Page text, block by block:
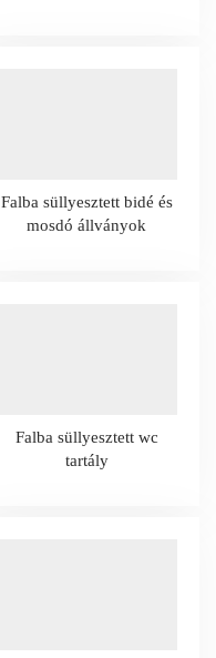
Falba süllyesztett bidé és
mosdó állványok
Falba süllyesztett wc
tartály